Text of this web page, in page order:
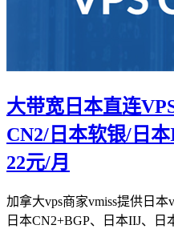
大带宽日本直连
CN2/日本软银/日本
22元/月
加拿大vps商家vmiss提供日
日本CN2+BGP、日本IIJ、日